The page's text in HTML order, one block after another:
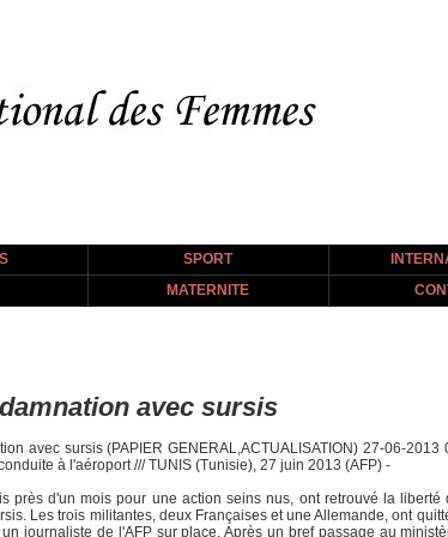
SPORT
MATERNITE
avec sursis
avec sursis (PAPIER GENERAL,ACTUALISATION) 27-06-2013
à l'aéroport /// TUNIS (Tunisie), 27 juin 2013 (AFP) -
près d'un mois pour une action seins nus, ont retrouvé la liberté
Les trois militantes, deux Françaises et une Allemande, ont
journaliste de l'AFP sur place. Après un bref passage au